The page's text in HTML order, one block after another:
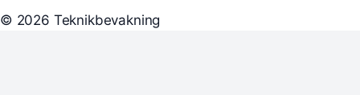
© 2026 Teknikbevakning